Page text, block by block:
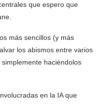
que espero que
más sencillos (y más
los abismos entre varios
haciéndolos
en la IA que